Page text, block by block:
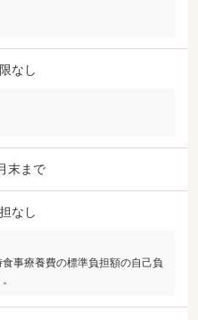
なし
末まで
なし
食事療養費の標準負担額の自己負